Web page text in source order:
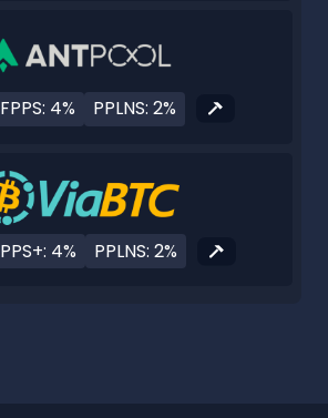
FPPS: 4% PPLNS: 2%
PPS+: 4% PPLNS: 2%